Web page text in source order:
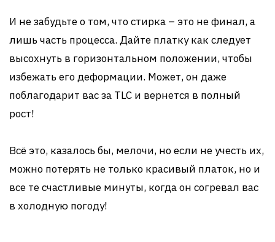
И не забудьте о том, что стирка – это не финал, а
лишь часть процесса. Дайте платку как следует
высохнуть в горизонтальном положении, чтобы
избежать его деформации. Может, он даже
поблагодарит вас за TLC и вернется в полный
рост!
Всё это, казалось бы, мелочи, но если не учесть их,
можно потерять не только красивый платок, но и
все те счастливые минуты, когда он согревал вас
в холодную погоду!